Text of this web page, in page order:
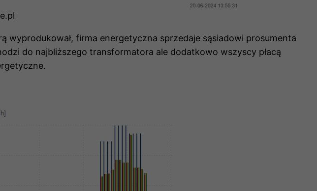
wyprodukował, firma energetyczna sprzedaje sąsiadowi prosumenta
do najbliższego transformatora ale dodatkowo wszyscy płacą